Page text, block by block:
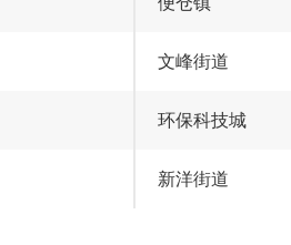
文峰街道
环保科技城
新洋街道